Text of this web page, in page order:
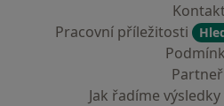
Pracovní příležitosti
Jak řadíme